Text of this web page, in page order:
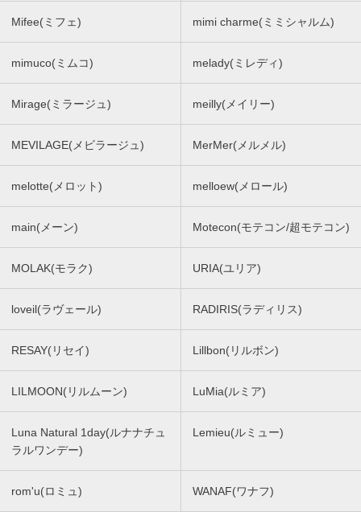
Mifee(ミフェ) mimi charme(ミミシャルム)
mimuco(ミムコ) melady(ミレディ)
Mirage(ミラージュ) meilly(メイリー)
MEVILAGE(メビラージュ) MerMer(メルメル)
melotte(メロット) melloew(メロール)
main(メーン) Motecon(モテコン/超モテコン)
MOLAK(モラク) URIA(ユリア)
loveil(ラヴェール) RADIRIS(ラディリス)
RESAY(リセイ) Lillbon(リルボン)
LILMOON(リルムーン) LuMia(ルミア)
Luna Natural 1day(ルナナチュ
ラルワンデー)
Lemieu(ルミュー)
rom'u(ロミュ) WANAF(ワナフ)